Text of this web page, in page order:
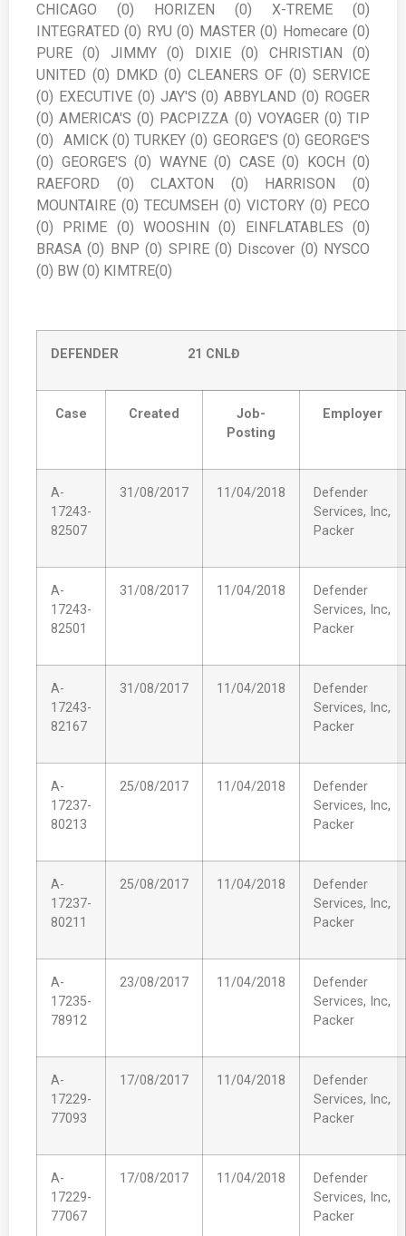
CHICAGO (0) HORIZEN (0) X-TREME (0)
INTEGRATED (0) RYU (0) MASTER (0) Homecare (0)
PURE (0) JIMMY (0) DIXIE (0) CHRISTIAN (0)
UNITED (0) DMKD (0) CLEANERS OF (0) SERVICE
(0) EXECUTIVE (0) JAY'S (0) ABBYLAND (0) ROGER
(0) AMERICA'S (0) PACPIZZA (0) VOYAGER (0) TIP
(0) AMICK (0) TURKEY (0) GEORGE'S (0) GEORGE'S
(0) GEORGE'S (0) WAYNE (0) CASE (0) KOCH (0)
RAEFORD (0) CLAXTON (0) HARRISON (0)
MOUNTAIRE (0) TECUMSEH (0) VICTORY (0) PECO
(0) PRIME (0) WOOSHIN (0) EINFLATABLES (0)
BRASA (0) BNP (0) SPIRE (0) Discover (0) NYSCO
(0) BW (0) KIMTRE(0)
DEFENDER 21 CNLĐ
Case Created
Job-
Posting
Employer
A-
17243-
82507
31/08/2017 11/04/2018
Defender
Services, Inc,
Packer
A-
17243-
82501
31/08/2017 11/04/2018
Defender
Services, Inc,
Packer
A-
17243-
82167
31/08/2017 11/04/2018
Defender
Services, Inc,
Packer
A-
17237-
80213
25/08/2017 11/04/2018
Defender
Services, Inc,
Packer
A-
17237-
80211
25/08/2017 11/04/2018
Defender
Services, Inc,
Packer
A-
17235-
78912
23/08/2017 11/04/2018
Defender
Services, Inc,
Packer
A-
17229-
77093
17/08/2017 11/04/2018
Defender
Services, Inc,
Packer
A-
17229-
77067
17/08/2017 11/04/2018
Defender
Services, Inc,
Packer